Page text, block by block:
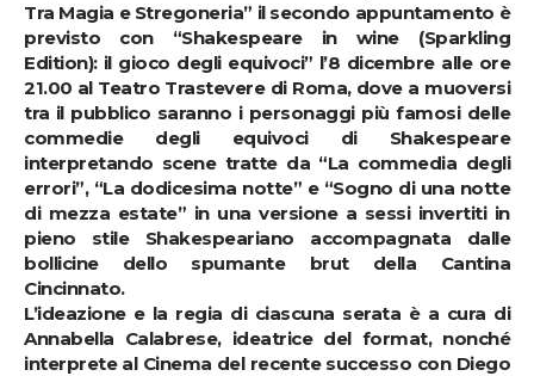
Tra Magia e Stregoneria” il secondo appuntamento è
previsto con “Shakespeare in wine (Sparkling
Edition): il gioco degli equivoci” l’8 dicembre alle ore
21.00 al Teatro Trastevere di Roma, dove a muoversi
tra il pubblico saranno i personaggi più famosi delle
commedie degli equivoci di Shakespeare
interpretando scene tratte da “La commedia degli
errori”, “La dodicesima notte” e “Sogno di una notte
di mezza estate” in una versione a sessi invertiti in
pieno stile Shakespeariano accompagnata dalle
bollicine dello spumante brut della Cantina
Cincinnato.
L’ideazione e la regia di ciascuna serata è a cura di
Annabella Calabrese, ideatrice del format, nonché
interprete al Cinema del recente successo con Diego